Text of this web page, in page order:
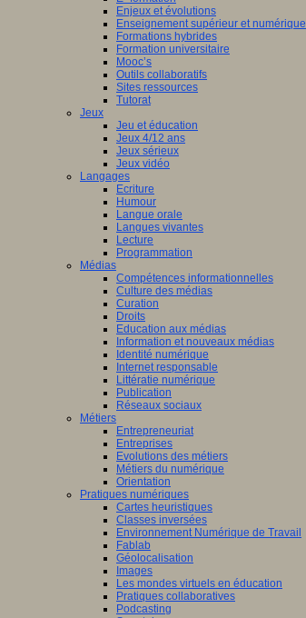
Enjeux et évolutions
Enseignement supérieur et numérique
Formations hybrides
Formation universitaire
Mooc’s
Outils collaboratifs
Sites ressources
Tutorat
Jeux
Jeu et éducation
Jeux 4/12 ans
Jeux sérieux
Jeux vidéo
Langages
Ecriture
Humour
Langue orale
Langues vivantes
Lecture
Programmation
Médias
Compétences informationnelles
Culture des médias
Curation
Droits
Education aux médias
Information et nouveaux médias
Identité numérique
Internet responsable
Littératie numérique
Publication
Réseaux sociaux
Métiers
Entrepreneuriat
Entreprises
Evolutions des métiers
Métiers du numérique
Orientation
Pratiques numériques
Cartes heuristiques
Classes inversées
Environnement Numérique de Travail
Fablab
Géolocalisation
Images
Les mondes virtuels en éducation
Pratiques collaboratives
Podcasting